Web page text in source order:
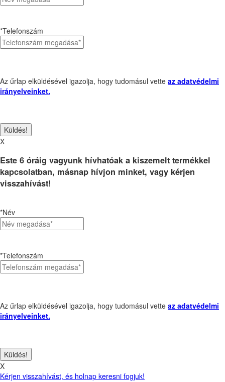
*Telefonszám
Az űrlap elküldésével igazolja, hogy tudomásul vette az adatvédelmi
irányelveinket.
X
Este 6 óráig vagyunk hívhatóak a kiszemelt termékkel
kapcsolatban, másnap hívjon minket, vagy kérjen
visszahívást!
*Név
*Telefonszám
Az űrlap elküldésével igazolja, hogy tudomásul vette az adatvédelmi
irányelveinket.
X
Kérjen visszahívást, és holnap keresni fogjuk!